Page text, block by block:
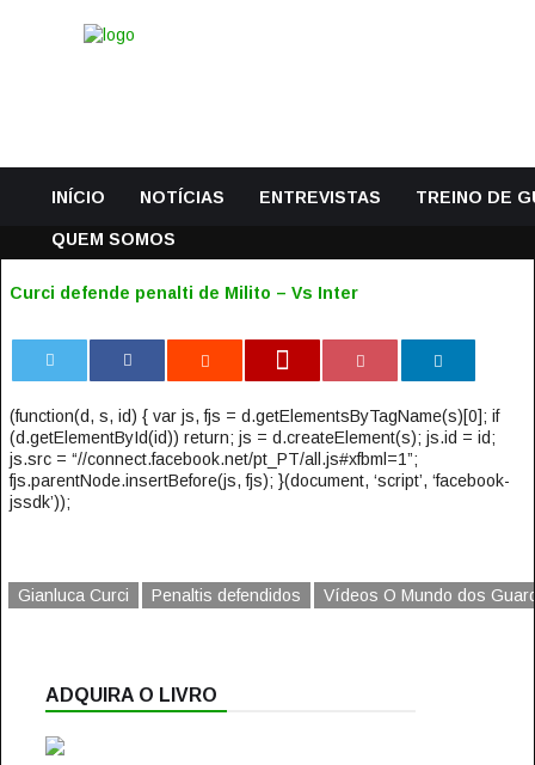
INÍCIO NOTÍCIAS ENTREVISTAS TREINO DE
QUEM SOMOS
Curci defende penalti de Milito – Vs Inter
(function(d, s, id) { var js, fjs = d.getElementsByTagName(s)[0]; if
(d.getElementById(id)) return; js = d.createElement(s); js.id = id;
js.src = “//connect.facebook.net/pt_PT/all.js#xfbml=1”;
fjs.parentNode.insertBefore(js, fjs); }(document, ‘script’, ‘facebook-
jssdk’));
Gianluca Curci Penaltis defendidos Vídeos O Mundo dos
ADQUIRA O LIVRO